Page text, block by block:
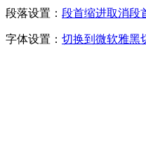
段落设置： 段首缩进取消段
字体设置： 切换到微软雅黑